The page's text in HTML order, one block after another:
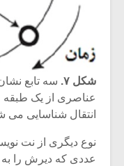
شکل ۷.
عناصری از یک
انتقال شناسایی می
نوع دیگری از نت
عددی که دیرش را